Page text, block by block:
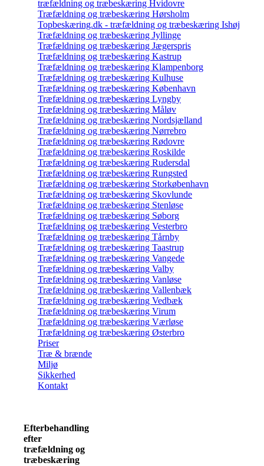
træfældning og træbeskæring Hvidovre
Træfældning og træbeskæring Hørsholm
Topbeskæring.dk - træfældning og træbeskæring Ishøj
Træfældning og træbeskæring Jyllinge
Træfældning og træbeskæring Jægerspris
Træfældning og træbeskæring Kastrup
Træfældning og træbeskæring Klampenborg
Træfældning og træbeskæring Kulhuse
Træfældning og træbeskæring København
Træfældning og træbeskæring Lyngby
Træfældning og træbeskæring Måløv
Træfældning og træbeskæring Nordsjælland
Træfældning og træbeskæring Nørrebro
Træfældning og træbeskæring Rødovre
Træfældning og træbeskæring Roskilde
Træfældning og træbeskæring Rudersdal
Træfældning og træbeskæring Rungsted
Træfældning og træbeskæring Storkøbenhavn
Træfældning og træbeskæring Skovlunde
Træfældning og træbeskæring Stenløse
Træfældning og træbeskæring Søborg
Træfældning og træbeskæring Vesterbro
Træfældning og træbeskæring Tårnby
Træfældning og træbeskæring Taastrup
Træfældning og træbeskæring Vangede
Træfældning og træbeskæring Valby
Træfældning og træbeskæring Vanløse
Træfældning og træbeskæring Vallenbæk
Træfældning og træbeskæring Vedbæk
Træfældning og træbeskæring Virum
Træfældning og træbeskæring Værløse
Træfældning og træbeskæring Østerbro
Priser
Træ & brænde
Miljø
Sikkerhed
Kontakt
Efterbehandling
efter
træfældning og
træbeskæring